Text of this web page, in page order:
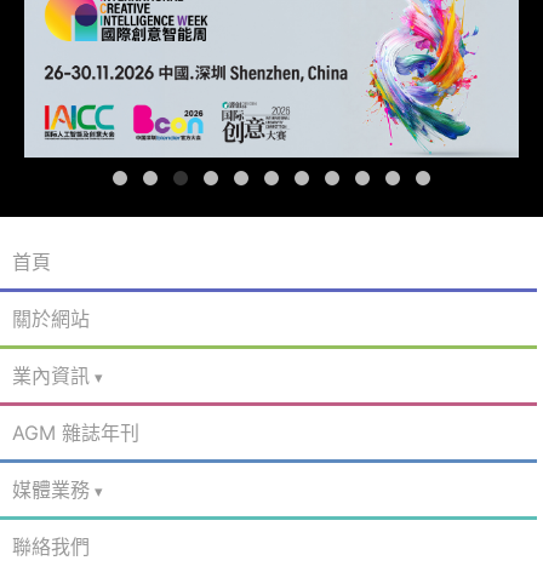
首頁
關於網站
業內資訊
AGM 雜誌年刊
媒體業務
聯絡我們